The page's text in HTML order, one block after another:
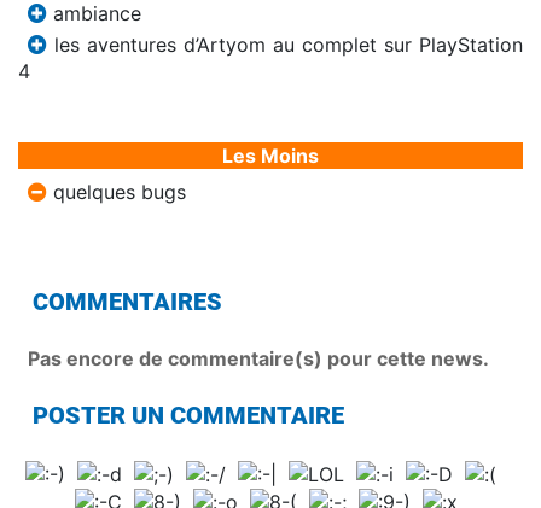
ambiance
les aventures d’Artyom au complet sur PlayStation
4
Les Moins
quelques bugs
COMMENTAIRES
Pas encore de commentaire(s) pour cette news.
POSTER UN COMMENTAIRE